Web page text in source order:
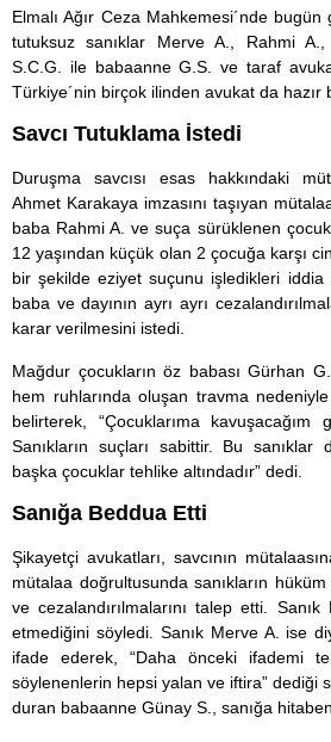
Elmalı Ağır Ceza Mahkemesi´nde
tutuksuz sanıklar Merve A., Rahmi
S.C.G. ile babaanne G.S. ve taraf
Türkiye´nin birçok ilinden avukat da hazır
Savcı Tutuklama İstedi
Duruşma savcısı esas hakkındaki
Ahmet Karakaya imzasını taşıyan
baba Rahmi A. ve suça sürüklenen
12 yaşından küçük olan 2 çocuğa karşı
bir şekilde eziyet suçunu işledikleri iddia
baba ve dayının ayrı ayrı
karar verilmesini istedi.
Mağdur çocukların öz babası Gürhan
hem ruhlarında oluşan travma nedeniyle
belirterek, “Çocuklarıma kavuşacağım
Sanıkların suçları sabittir. Bu sanıklar
başka çocuklar tehlike altındadır” dedi.
Sanığa Beddua Etti
Şikayetçi avukatları, savcının
mütalaa doğrultusunda sanıkların
ve cezalandırılmalarını talep etti.
etmediğini söyledi. Sanık Merve A. ise
ifade ederek, “Daha önceki ifademi
söylenenlerin hepsi yalan ve iftira” dediği
duran babaanne Günay S., sanığa